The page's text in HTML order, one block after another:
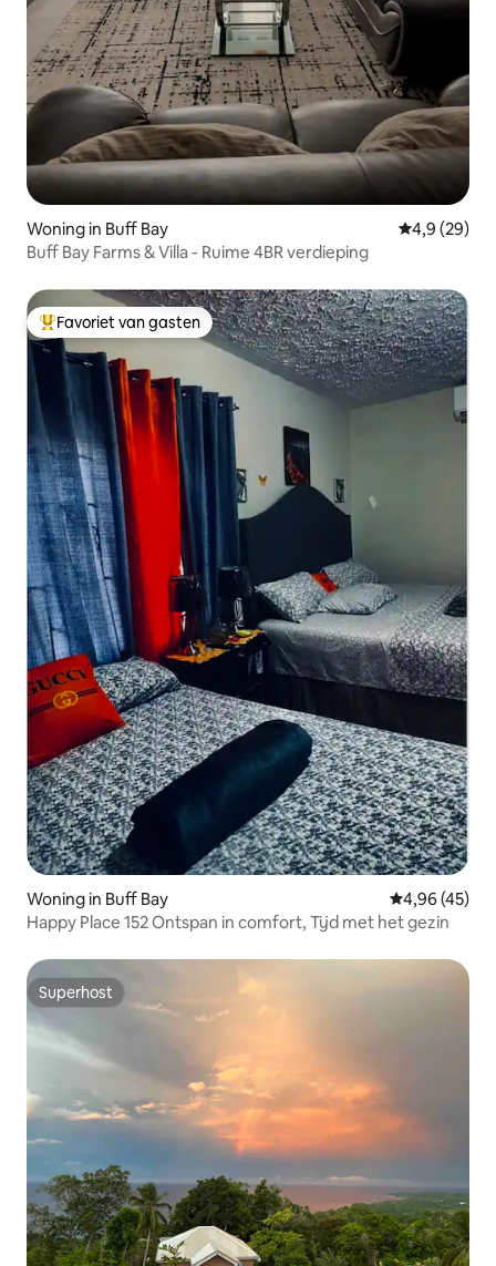
Woning in Buff Bay Gemiddelde
4,9 (29)
Buff Bay Farms & Villa - Ruime 4BR verdieping
Topfavoriet van gasten
Favoriet van gasten
Woning in Buff Bay Gemiddelde
4,96 (45)
Happy Place 152 Ontspan in comfort, Tijd met het gezin
Superhost
Superhost